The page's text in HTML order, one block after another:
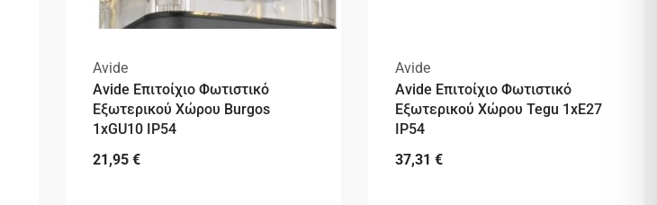
Avide
Avide Επιτοίχιο Φωτιστικό
Εξωτερικού Χώρου Burgos
1xGU10 IP54
21,95 €
Avide
Avide Επιτοίχιο Φωτιστικό
Εξωτερικού Χώρου Tegu 1xE27
IP54
37,31 €